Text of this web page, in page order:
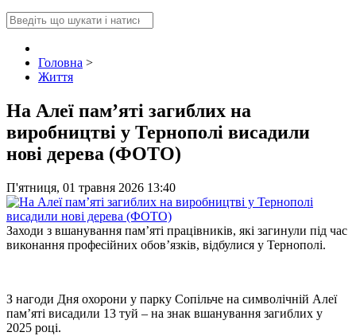
Головна >
Життя
На Алеї пам’яті загиблих на
виробництві у Тернополі висадили
нові дерева (ФОТО)
П'ятниця, 01 травня 2026 13:40
Заходи з вшанування пам’яті працівників, які загинули під час
виконання професійних обов’язків, відбулися у Тернополі.
З нагоди Дня охорони у парку Сопільче на символічній Алеї
пам’яті висадили 13 туй – на знак вшанування загиблих у
2025 році.